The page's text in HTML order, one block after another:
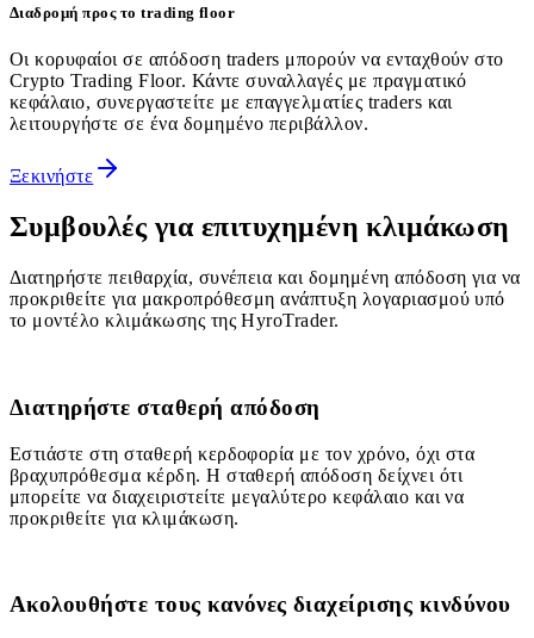
Διαδρομή προς το trading floor
Οι κορυφαίοι σε απόδοση traders μπορούν να ενταχθούν στο
Crypto Trading Floor. Κάντε συναλλαγές με πραγματικό
κεφάλαιο, συνεργαστείτε με επαγγελματίες traders και
λειτουργήστε σε ένα δομημένο περιβάλλον.
Ξεκινήστε
Συμβουλές για επιτυχημένη κλιμάκωση
Διατηρήστε πειθαρχία, συνέπεια και δομημένη απόδοση για να
προκριθείτε για μακροπρόθεσμη ανάπτυξη λογαριασμού υπό
το μοντέλο κλιμάκωσης της HyroTrader.
Διατηρήστε σταθερή απόδοση
Εστιάστε στη σταθερή κερδοφορία με τον χρόνο, όχι στα
βραχυπρόθεσμα κέρδη. Η σταθερή απόδοση δείχνει ότι
μπορείτε να διαχειριστείτε μεγαλύτερο κεφάλαιο και να
προκριθείτε για κλιμάκωση.
Ακολουθήστε τους κανόνες διαχείρισης κινδύνου